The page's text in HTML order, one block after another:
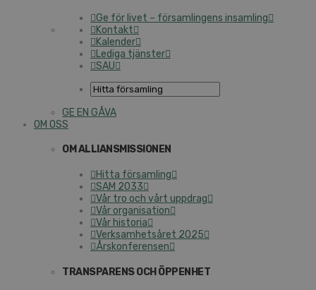
Ge för livet – församlingens insamling
Kontakt
Kalender
Lediga tjänster
SAU
GE EN GÅVA
OM OSS
OM ALLIANSMISSIONEN
Hitta församling
SAM 2033
Vår tro och vårt uppdrag
Vår organisation
Vår historia
Verksamhetsåret 2025
Årskonferensen
TRANSPARENS OCH ÖPPENHET